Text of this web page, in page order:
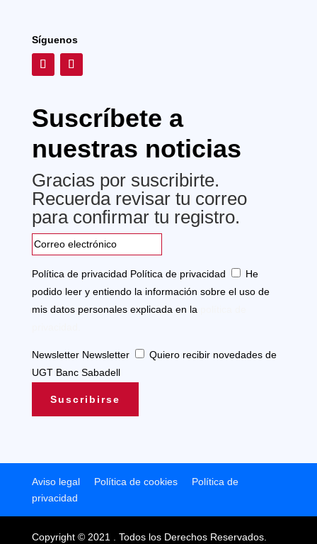
Síguenos
Suscríbete a
nuestras noticias
Gracias por suscribirte.
Recuerda revisar tu correo
para confirmar tu registro.
Política de privacidad Política de privacidad
He
podido leer y entiendo la información sobre el uso de
mis datos personales explicada en la
Newsletter Newsletter
Quiero recibir novedades de
UGT Banc Sabadell
Suscribirse
Aviso legal Política de cookies
Política de
privacidad
Copyright © 2021 . Todos los Derechos Reservados.